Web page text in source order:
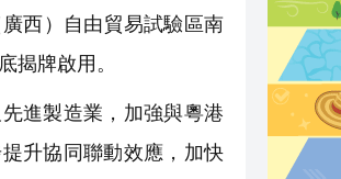
西）自由貿易試驗區南
揭牌啟用。
進製造業，加強與粵港
升協同聯動效應，加快